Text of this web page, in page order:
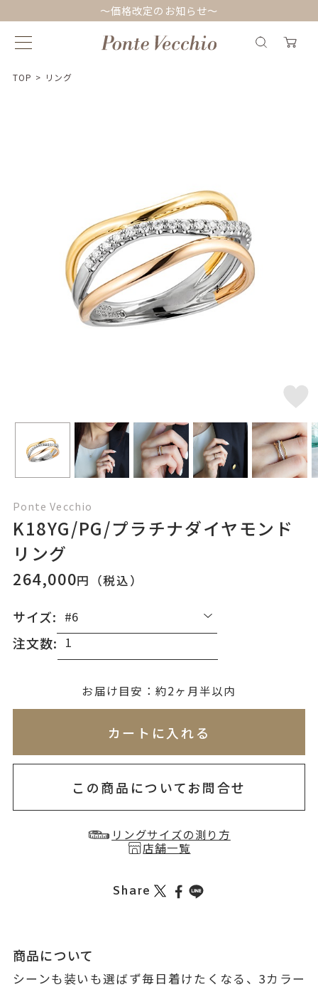
～価格改定のお知らせ～
TOP > リング
Ponte Vecchio
K18YG/PG/プラチナダイヤモンド
リング
264,000円（税込）
サイズ:
注文数:
(刻印について)※必ず選択ください
お届け目安：約2ヶ月半以内
カートに入れる
この商品についてお問合せ
リングサイズの測り方
店舗一覧
Share
商品について
シーンも装いも選ばず毎日着けたくなる、3カラー